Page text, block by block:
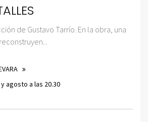
de Gustavo Tarrío. En la obra, una
agosto a las 20.30